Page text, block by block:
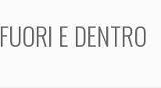
FUORI E DENTRO